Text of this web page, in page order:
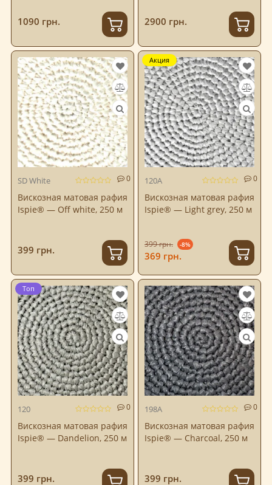
1090 грн. 2900 грн.
SD White 0
Вискозная матовая рафия
Ispie® — Off white, 250 м
399 грн.
120A 0
Вискозная матовая рафия
Ispie® — Light grey, 250 м
Акция
399 грн. -8%
369 грн.
120 0
Вискозная матовая рафия
Ispie® — Dandelion, 250 м
Топ
399 грн.
198A 0
Вискозная матовая рафия
Ispie® — Charcoal, 250 м
399 грн.